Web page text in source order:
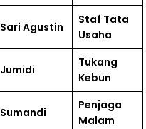
Sari Agustin
Staf Tata
Usaha
Jumidi
Tukang
Kebun
Sumandi
Penjaga
Malam